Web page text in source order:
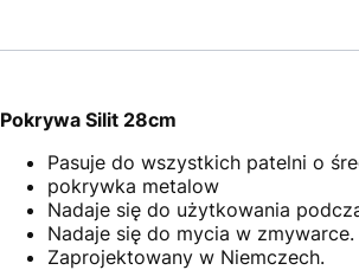
Pokrywa Silit 28cm
Pasuje do wszystkich patelni o
pokrywka metalow
Nadaje się do użytkowania
Nadaje się do mycia w zmywarce.
Zaprojektowany w Niemczech.